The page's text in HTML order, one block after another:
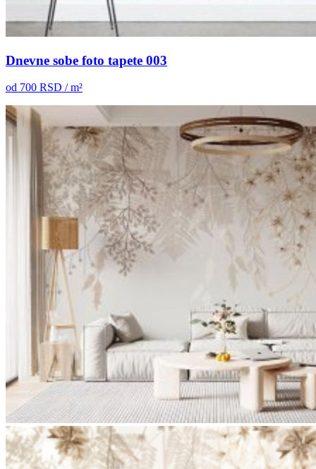
Dnevne sobe foto tapete 003
od 700 RSD / m²